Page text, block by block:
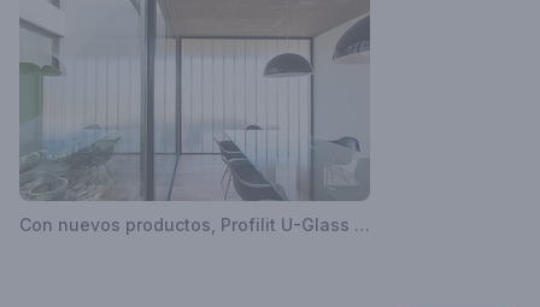
Con nuevos productos, Profilit U-Glass vuelve a sorprender